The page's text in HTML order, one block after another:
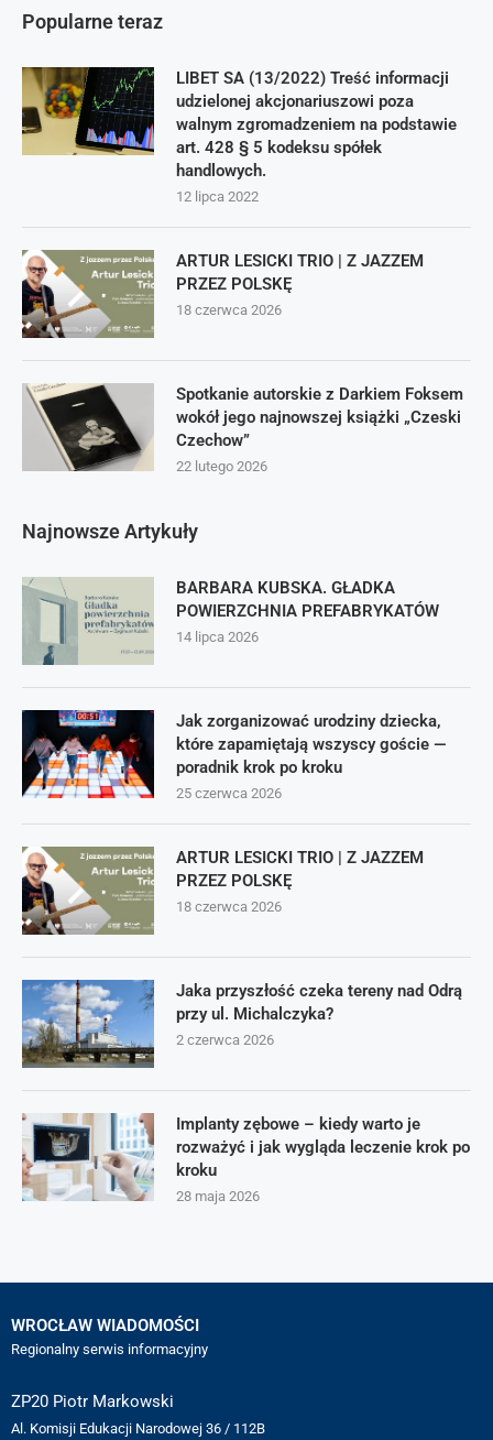
Popularne teraz
LIBET SA (13/2022) Treść informacji
udzielonej akcjonariuszowi poza
walnym zgromadzeniem na podstawie
art. 428 § 5 kodeksu spółek
handlowych.
12 lipca 2022
ARTUR LESICKI TRIO | Z JAZZEM
PRZEZ POLSKĘ
18 czerwca 2026
Spotkanie autorskie z Darkiem Foksem
wokół jego najnowszej książki „Czeski
Czechow”
22 lutego 2026
Najnowsze Artykuły
BARBARA KUBSKA. GŁADKA
POWIERZCHNIA PREFABRYKATÓW
14 lipca 2026
Jak zorganizować urodziny dziecka,
które zapamiętają wszyscy goście —
poradnik krok po kroku
25 czerwca 2026
ARTUR LESICKI TRIO | Z JAZZEM
PRZEZ POLSKĘ
18 czerwca 2026
Jaka przyszłość czeka tereny nad Odrą
przy ul. Michalczyka?
2 czerwca 2026
Implanty zębowe – kiedy warto je
rozważyć i jak wygląda leczenie krok po
kroku
28 maja 2026
WROCŁAW WIADOMOŚCI
Regionalny serwis informacyjny
ZP20 Piotr Markowski
Al. Komisji Edukacji Narodowej 36 / 112B